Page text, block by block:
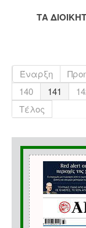
ΤΑ
Έναρξη
140
141
Τέλος